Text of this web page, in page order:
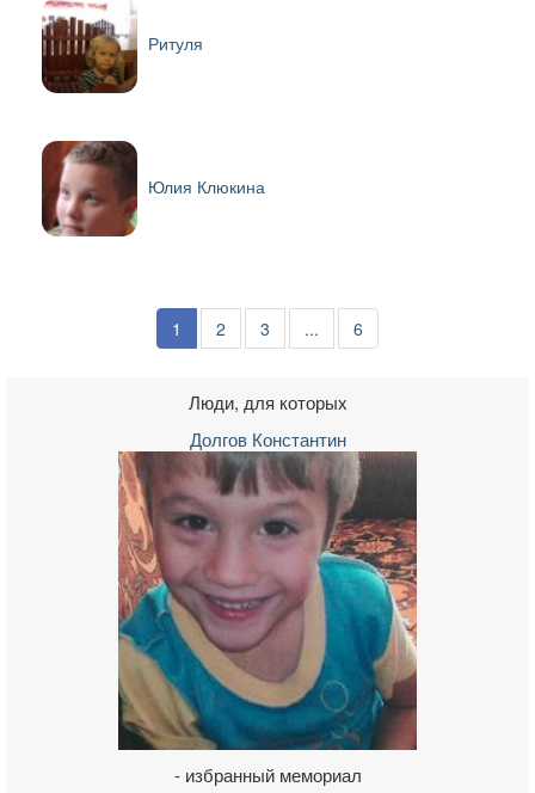
Ритуля
Юлия Клюкина
1 2 3 ... 6
Люди, для которых
Долгов Константин
- избранный мемориал